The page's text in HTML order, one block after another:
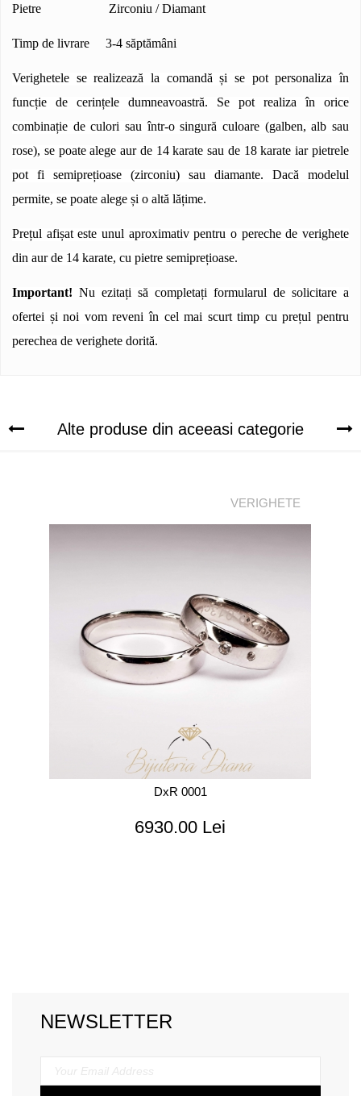
Pietre Zirconiu / Diamant
Timp de livrare 3-4 săptămâni
Verighetele se realizează la comandă și se pot personaliza în
funcție de cerințele dumneavoastră. Se pot realiza în orice
combinație de culori sau într-o singură culoare (galben, alb sau
rose), se poate alege aur de 14 karate sau de 18 karate iar pietrele
pot fi semiprețioase (zirconiu) sau diamante. Dacă modelul
permite, se poate alege și o altă lățime.
Prețul afișat este unul aproximativ pentru o pereche de verighete
din aur de 14 karate, cu pietre semiprețioase.
Important! Nu ezitați să completați formularul de solicitare a
ofertei și noi vom reveni în cel mai scurt timp cu prețul pentru
perechea de verighete dorită.
Alte produse din aceeasi categorie
VERIGHETE
DxR 0001
6930.00 Lei
NEWSLETTER